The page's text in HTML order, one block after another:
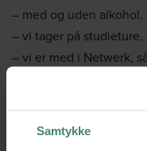
Samtykke
– med og uden alkohol.
– vi tager på studieture.
– vi er med i Netwerk,
– vi afvikler